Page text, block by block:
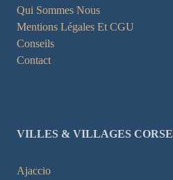
Qui Sommes Nous
Mentions Légales Et CGU
Conseils
Contact
VILLES & VILLAGES CORSE
Ajaccio